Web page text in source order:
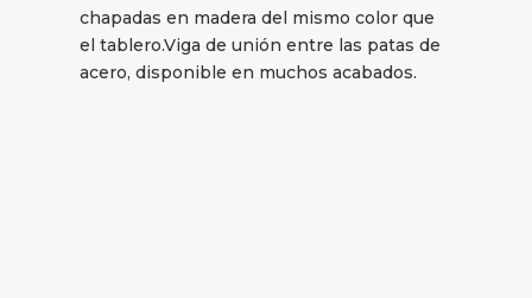
chapadas en madera del mismo color que
el tablero.Viga de unión entre las patas de
acero, disponible en muchos acabados.